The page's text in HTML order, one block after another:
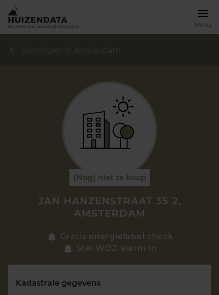
Menu
Vragen? Neem contact met ons op
088 220 4200
Woningen in Amsterdam
(Nog) niet te koop
JAN HANZENSTRAAT 35 2,
AMSTERDAM
Gratis energielabel check
Stel WOZ alarm in
Kadastrale gegevens